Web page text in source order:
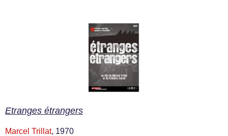
Etranges étrangers
Marcel Trillat, 1970